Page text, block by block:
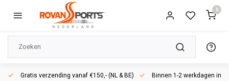
0
Gratis verzending vanaf €150,- (NL & BE) Binnen 1-2 werkdagen in